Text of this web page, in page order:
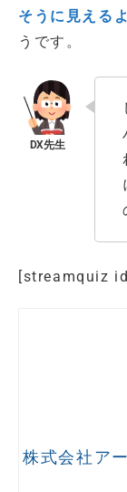
そうに見える
うです。
[streamquiz
株式会社ア